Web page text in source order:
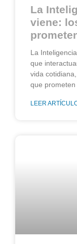
La
viene:
La
que
vida
que prometen
LEER